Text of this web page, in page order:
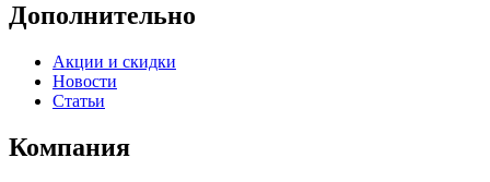
Дополнительно
Акции и скидки
Новости
Статьи
Компания